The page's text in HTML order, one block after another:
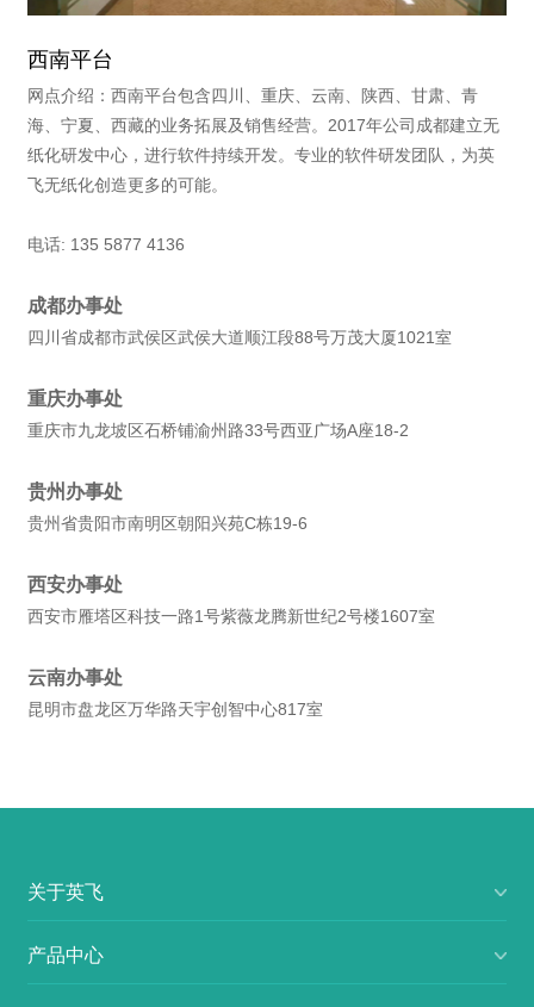
西南平台
网点介绍：西南平台包含四川、重庆、云南、陕西、甘肃、青
海、宁夏、西藏的业务拓展及销售经营。2017年公司成都建立无
纸化研发中心，进行软件持续开发。专业的软件研发团队，为英
飞无纸化创造更多的可能。
电话: 135 5877 4136
成都办事处
四川省成都市武侯区武侯大道顺江段88号万茂大厦1021室
重庆办事处
重庆市九龙坡区石桥铺渝州路33号西亚广场A座18-2
贵州办事处
贵州省贵阳市南明区朝阳兴苑C栋19-6
西安办事处
西安市雁塔区科技一路1号紫薇龙腾新世纪2号楼1607室
云南办事处
昆明市盘龙区万华路天宇创智中心817室
关于英飞
产品中心